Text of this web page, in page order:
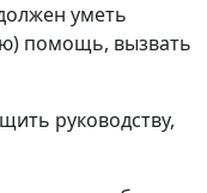
уметь
помощь, вызвать
руководству,